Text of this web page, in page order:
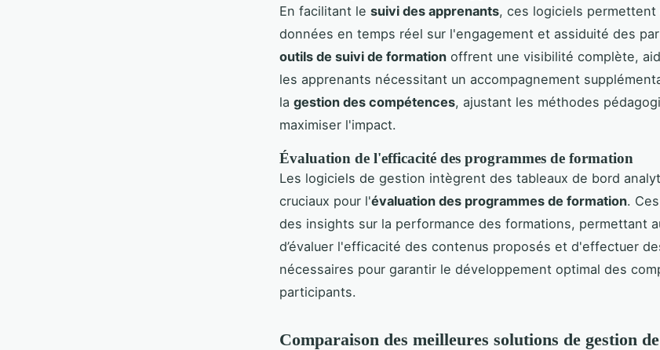
En facilitant le suivi des apprenants, ces logiciels
données en temps réel sur l'engagement et assiduité des
outils de suivi de formation offrent une visibilité complète,
les apprenants nécessitant un accompagnement
la gestion des compétences, ajustant les méthodes
maximiser l'impact.
Évaluation de l'efficacité des programmes de formation
Les logiciels de gestion intègrent des tableaux de bord
cruciaux pour l'évaluation des programmes de formation.
des insights sur la performance des formations, permettant
d’évaluer l'efficacité des contenus proposés et d'effectuer
nécessaires pour garantir le développement optimal des
participants.
Comparaison des meilleures solutions de gestion